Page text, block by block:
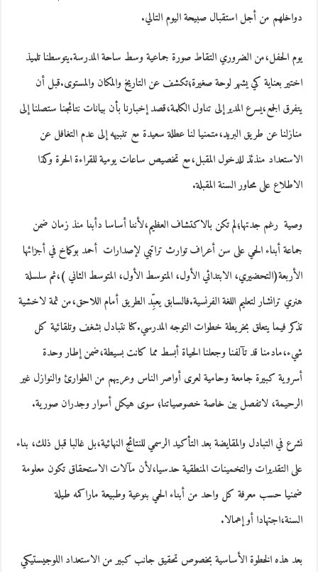
دواخلهم من أجل استقبال صبيحة اليوم التالي.
يوم الحفل،من الضروري التقاط صورة جماعية وسط ساحة المدرسة.يتوسطنا تلميذ
اختير بعناية كي يشهر لوحة صغيرة؛تكشف عن التاريخ والمكان والمستوى.قبل أن
يتفرق الجمع،يسرع المدير إلى تناول الكلمة،قصد إخبارنا بأن بيانات نتائجنا ستصلنا إلى
منازلنا عن طريق البريد،متمنيا لنا عطلة سعيدة مع تنبيهه إلى عدم التغافل عن
الاستعداد منذئذ للدخول المقبل،مع تخصيص ساعات يومية للقراءة الحرة وكذا
الاطلاع على محاور السنة المقبلة.
وصية رغم جدتها؛لم تكن بالاكتشاف العظيم،لأننا أساسا دأبنا منذ زمان ضمن
جماعة أبناء الحي على سن أعراف توارث تراتبي لإصدارات أحمد بوكماخ في أجزائها
الأربعة(التحضيري، الابتدائي الأول، المتوسط الأول، المتوسط الثاني )،ثم سلسلة
هنري ترانشار لتعليم اللغة الفرنسية.فالسابق يعبِّد الطريق أمام اللاحق،من ثمة لاخشية
تذكر فيما يتعلق بخريطة خطوات التوجه المدرسي.كنا نتبادل بشغف وتلقائية كل
شيء،مادمنا قد تآلفنا وجعلنا الحياة أبسط مما كانت بسيطة،ضمن إطار وحدة
أسروية كبيرة جامعة وحامية لعرى أواصر الناس وعريهم من الطوارئ والنوازل غير
الرحيمة، لاتفصل بين خاصة خصوصياتنا؛ سوى هيكل أسوار وجدران صورية.
نشرع في التبادل والمقايضة بعد التأكيد الرسمي للنتائج النهائية،بل غالبا قبل ذلك، بناء
على التقديرات والتخمينات المنطقية حدسيا،لأن مآلات الاستحقاق تكون معلومة
ضمنيا حسب معرفة كل واحد من أبناء الحي بنوعية وطبيعة ماراكمه طيلة
السنة،اجتهادا أو إهمالا.
بعد هذه الخطوة الأساسية بخصوص تحقيق جانب كبير من الاستعداد اللوجيستيكي